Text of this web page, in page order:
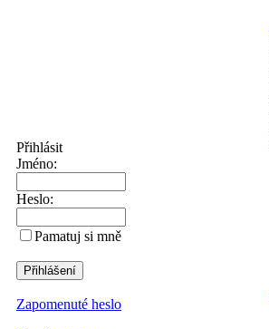
Přihlásit
Jméno:
Heslo:
Pamatuj si mně
Zapomenuté heslo